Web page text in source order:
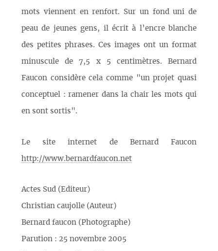
mots viennent en renfort. Sur un fond uni de
peau de jeunes gens, il écrit à l’encre blanche
des petites phrases. Ces images ont un format
minuscule de 7,5 x 5 centimètres. Bernard
Faucon considère cela comme "un projet quasi
conceptuel : ramener dans la chair les mots qui
en sont sortis".
Le site internet de Bernard Faucon
http://www.bernardfaucon.net
Actes Sud (Editeur)
Christian caujolle (Auteur)
Bernard faucon (Photographe)
Parution : 25 novembre 2005